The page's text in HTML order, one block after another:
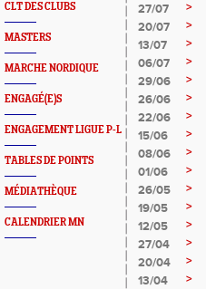
CLT DES CLUBS
MASTERS
MARCHE NORDIQUE
ENGAGÉ(E)S
ENGAGEMENT LIGUE P-L
TABLES DE POINTS
MÉDIATHÈQUE
CALENDRIER MN
27/07
>
20/07
>
13/07
>
06/07
>
29/06
>
26/06
>
22/06
>
15/06
>
08/06
>
01/06
>
26/05
>
19/05
>
12/05
>
27/04
>
20/04
>
13/04
>